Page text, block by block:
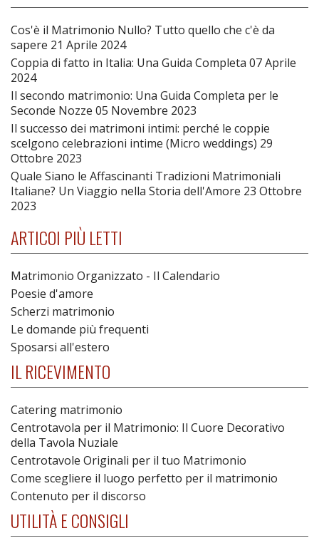
Cos'è il Matrimonio Nullo? Tutto quello che c'è da
sapere 21 Aprile 2024
Coppia di fatto in Italia: Una Guida Completa 07 Aprile
2024
Il secondo matrimonio: Una Guida Completa per le
Seconde Nozze 05 Novembre 2023
Il successo dei matrimoni intimi: perché le coppie
scelgono celebrazioni intime (Micro weddings) 29
Ottobre 2023
Quale Siano le Affascinanti Tradizioni Matrimoniali
Italiane? Un Viaggio nella Storia dell'Amore 23 Ottobre
2023
ARTICOI PIÙ LETTI
Matrimonio Organizzato - Il Calendario
Poesie d'amore
Scherzi matrimonio
Le domande più frequenti
Sposarsi all'estero
IL RICEVIMENTO
Catering matrimonio
Centrotavola per il Matrimonio: Il Cuore Decorativo
della Tavola Nuziale
Centrotavole Originali per il tuo Matrimonio
Come scegliere il luogo perfetto per il matrimonio
Contenuto per il discorso
UTILITÀ E CONSIGLI